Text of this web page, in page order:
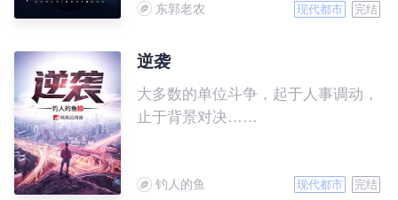
助，从此开始了巅峰之路。
东郭老农 现代都市 完结
逆袭
大多数的单位斗争，起于人事调动，
止于背景对决……
钓人的鱼 现代都市 完结